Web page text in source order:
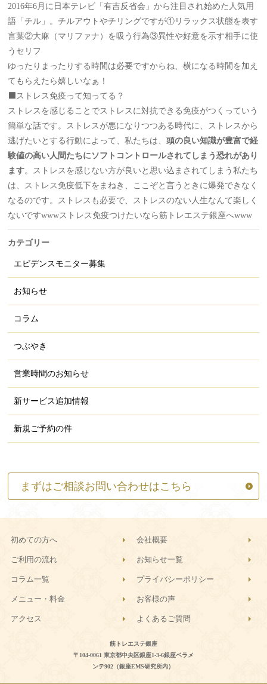
2016年6月に日本テレビ「有吉反省会」から注目され始めた人気用
語「チル」。チルアウトやチリングですが①リラックス状態を表す
言葉②大麻（マリファナ）を吸う行為③異性や好意を示す相手に使
うセリフ
ゆったりまったりする時間は必要ですからね、横になる時間を加え
てもらえたら嬉しいなぁ！
⬛️ストレス免疫って知ってる？
ストレスを感じることでストレスに対抗できる免疫がつくっていう
簡単な話です。ストレスが悪になりつつある時代に、ストレスから
逃げたいとする行動によって、私たちは、頭の良い知識が豊富で経
験値の高い人間たちにソフトコントロールされてしまう恐れがあり
ます。ストレスを感じない方が良いと思い込まされてしまう私たち
は、ストレス免疫低下をまねき、ここぞと言うときに爆発できなく
なるのです。ストレスも必要で、ストレスのない人生なんて楽しく
ないですwwwストレス免疫つけたいなら筋トレエステ銀座へwww
カテゴリー
エビデンスモニター募集
お知らせ
コラム
つぶやき
営業時間のお知らせ
新サービス追加情報
新規ご予約の件
まずはご相談お問い合わせはこちら
筋トレエステ銀座
〒104-0061 東京都中央区銀座1-3-6銀座ベラメ
ンテ902（銀座EMS研究所内）
初めての方へ 会社概要
ご利用の流れ お知らせ一覧
コラム一覧 プライバシーポリシー
メニュー・料金 お客様の声
アクセス よくあるご質問